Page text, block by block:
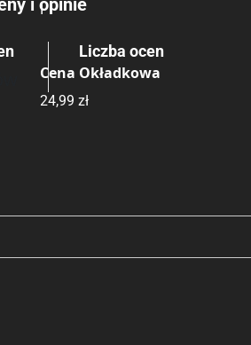
I
Cena Okładkowa
24,99 zł
i opinie
Liczba ocen